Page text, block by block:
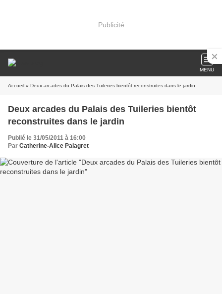
Publicité
MENU
Accueil » Deux arcades du Palais des Tuileries bientôt reconstruites dans le jardin
Deux arcades du Palais des Tuileries bientôt
reconstruites dans le jardin
Publié le 31/05/2011 à 16:00
Par Catherine-Alice Palagret